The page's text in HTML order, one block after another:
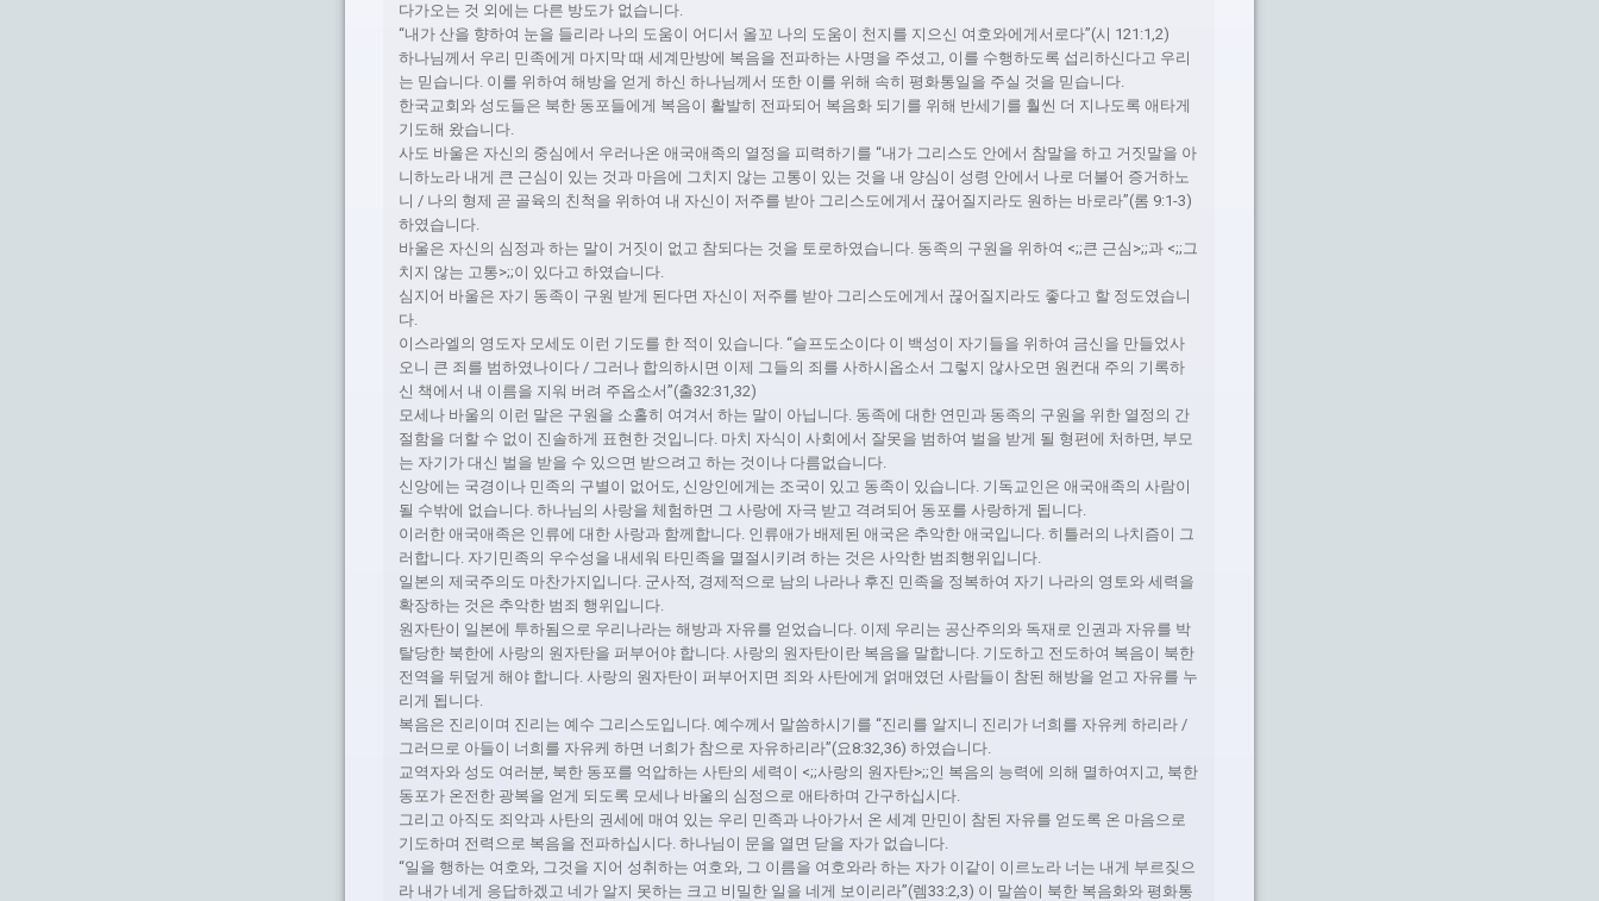
다가오는 것 외에는 다른 방도가 없습니다.
“내가 산을 향하여 눈을 들리라 나의 도움이 어디서 올꼬 나의 도움이 천지를 지으신 여호와에게서로다”(시 121:1,2)
하나님께서 우리 민족에게 마지막 때 세계만방에 복음을 전파하는 사명을 주셨고, 이를 수행하도록 섭리하신다고 우리
는 믿습니다. 이를 위하여 해방을 얻게 하신 하나님께서 또한 이를 위해 속히 평화통일을 주실 것을 믿습니다.
한국교회와 성도들은 북한 동포들에게 복음이 활발히 전파되어 복음화 되기를 위해 반세기를 훨씬 더 지나도록 애타게
기도해 왔습니다.
사도 바울은 자신의 중심에서 우러나온 애국애족의 열정을 피력하기를 “내가 그리스도 안에서 참말을 하고 거짓말을 아
니하노라 내게 큰 근심이 있는 것과 마음에 그치지 않는 고통이 있는 것을 내 양심이 성령 안에서 나로 더불어 증거하노
니 / 나의 형제 곧 골육의 친척을 위하여 내 자신이 저주를 받아 그리스도에게서 끊어질지라도 원하는 바로라”(롬 9:1-3)
하였습니다.
바울은 자신의 심정과 하는 말이 거짓이 없고 참되다는 것을 토로하였습니다. 동족의 구원을 위하여 <;;큰 근심>;;과 <;;그
치지 않는 고통>;;이 있다고 하였습니다.
심지어 바울은 자기 동족이 구원 받게 된다면 자신이 저주를 받아 그리스도에게서 끊어질지라도 좋다고 할 정도였습니
다.
이스라엘의 영도자 모세도 이런 기도를 한 적이 있습니다. “슬프도소이다 이 백성이 자기들을 위하여 금신을 만들었사
오니 큰 죄를 범하였나이다 / 그러나 합의하시면 이제 그들의 죄를 사하시옵소서 그렇지 않사오면 원컨대 주의 기록하
신 책에서 내 이름을 지워 버려 주옵소서”(출32:31,32)
모세나 바울의 이런 말은 구원을 소홀히 여겨서 하는 말이 아닙니다. 동족에 대한 연민과 동족의 구원을 위한 열정의 간
절함을 더할 수 없이 진솔하게 표현한 것입니다. 마치 자식이 사회에서 잘못을 범하여 벌을 받게 될 형편에 처하면, 부모
는 자기가 대신 벌을 받을 수 있으면 받으려고 하는 것이나 다름없습니다.
신앙에는 국경이나 민족의 구별이 없어도, 신앙인에게는 조국이 있고 동족이 있습니다. 기독교인은 애국애족의 사람이
될 수밖에 없습니다. 하나님의 사랑을 체험하면 그 사랑에 자극 받고 격려되어 동포를 사랑하게 됩니다.
이러한 애국애족은 인류에 대한 사랑과 함께합니다. 인류애가 배제된 애국은 추악한 애국입니다. 히틀러의 나치즘이 그
러합니다. 자기민족의 우수성을 내세워 타민족을 멸절시키려 하는 것은 사악한 범죄행위입니다.
일본의 제국주의도 마찬가지입니다. 군사적, 경제적으로 남의 나라나 후진 민족을 정복하여 자기 나라의 영토와 세력을
확장하는 것은 추악한 범죄 행위입니다.
원자탄이 일본에 투하됨으로 우리나라는 해방과 자유를 얻었습니다. 이제 우리는 공산주의와 독재로 인권과 자유를 박
탈당한 북한에 사랑의 원자탄을 퍼부어야 합니다. 사랑의 원자탄이란 복음을 말합니다. 기도하고 전도하여 복음이 북한
전역을 뒤덮게 해야 합니다. 사랑의 원자탄이 퍼부어지면 죄와 사탄에게 얽매였던 사람들이 참된 해방을 얻고 자유를 누
리게 됩니다.
복음은 진리이며 진리는 예수 그리스도입니다. 예수께서 말씀하시기를 “진리를 알지니 진리가 너희를 자유케 하리라 /
그러므로 아들이 너희를 자유케 하면 너희가 참으로 자유하리라”(요8:32,36) 하였습니다.
교역자와 성도 여러분, 북한 동포를 억압하는 사탄의 세력이 <;;사랑의 원자탄>;;인 복음의 능력에 의해 멸하여지고, 북한
동포가 온전한 광복을 얻게 되도록 모세나 바울의 심정으로 애타하며 간구하십시다.
그리고 아직도 죄악과 사탄의 권세에 매여 있는 우리 민족과 나아가서 온 세계 만민이 참된 자유를 얻도록 온 마음으로
기도하며 전력으로 복음을 전파하십시다. 하나님이 문을 열면 닫을 자가 없습니다.
“일을 행하는 여호와, 그것을 지어 성취하는 여호와, 그 이름을 여호와라 하는 자가 이같이 이르노라 너는 내게 부르짖으
라 내가 네게 응답하겠고 네가 알지 못하는 크고 비밀한 일을 네게 보이리라”(렘33:2,3) 이 말씀이 북한 복음화와 평화통